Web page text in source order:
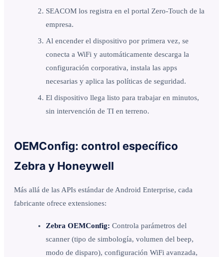
SEACOM los registra en el portal Zero-Touch de la
empresa.
Al encender el dispositivo por primera vez, se
conecta a WiFi y automáticamente descarga la
configuración corporativa, instala las apps
necesarias y aplica las políticas de seguridad.
El dispositivo llega listo para trabajar en minutos,
sin intervención de TI en terreno.
OEMConfig: control específico
Zebra y Honeywell
Más allá de las APIs estándar de Android Enterprise, cada
fabricante ofrece extensiones:
Zebra OEMConfig: Controla parámetros del
scanner (tipo de simbología, volumen del beep,
modo de disparo), configuración WiFi avanzada,